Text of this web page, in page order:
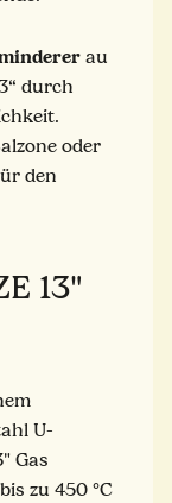
au
durch
oder
den
13"
U-
Gas
zu 450 °C